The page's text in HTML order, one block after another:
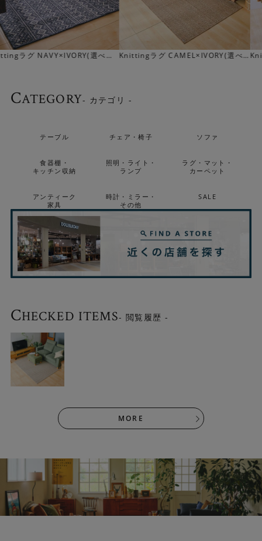
希少性の高いブリティッシュウールを使用
Knittingラグ CAMEL×IVORY(選べ
Knittingラグ KHAKI BROWN(選べ
CATEGORY- カテゴリ -
テーブル チェア・椅子 ソファ
食器棚・
キッチン収納
照明・ライト・
ランプ
ラグ・マット・
カーペット
アンティーク
家具
時計・ミラー・
その他
SALE
CHECKED ITEMS- 閲覧履歴 -
MORE